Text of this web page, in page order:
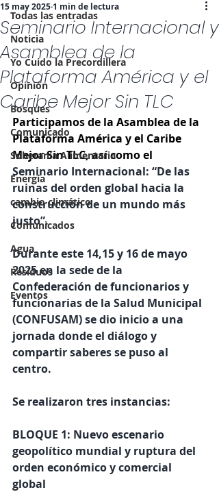
Todas las entradas
Noticia
Yo Cuido la Precordillera
Opinión
Bosques
Comunicado
Soberanía Alimentaria
Energía
cambio climático
Comunicados
Agua
Residuos
Eventos
Seminario Internacional y
Asamblea de la
Plataforma América y el
Caribe Mejor Sin TLC
15 may 2025 1 min de lectura
Participamos de la Asamblea de la
Plataforma América y el Caribe
Mejor Sin TLC, así como el
Seminario Internacional: “De las
ruinas del orden global hacia la
construcción de un mundo más
justo”.
Durante este 14,15 y 16 de mayo
2025 en la sede de la
Confederación de funcionarios y
funcionarias de la Salud Municipal
(CONFUSAM) se dio inicio a una
jornada donde el diálogo y
compartir saberes se puso al
centro.
Se realizaron tres instancias:
BLOQUE 1: Nuevo escenario
geopolítico mundial y ruptura del
orden económico y comercial
global